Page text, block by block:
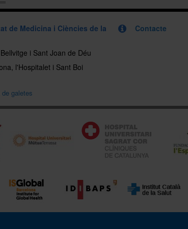
de Medicina i Ciències de la
i Sant Joan de Déu
l'Hospitalet i Sant Boi
Contacte
galetes